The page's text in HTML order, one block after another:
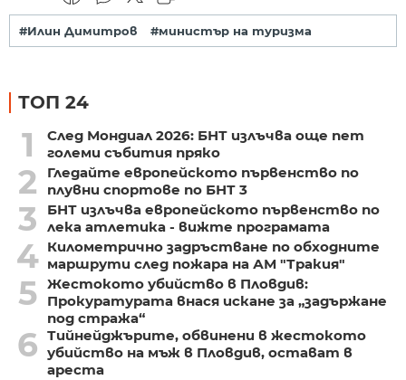
#Илин Димитров #министър на туризма
ТОП 24
1
След Мондиал 2026: БНТ излъчва още пет
големи събития пряко
2
Гледайте европейското първенство по
плувни спортове по БНТ 3
3
БНТ излъчва европейското първенство по
лека атлетика - вижте програмата
4 Километрично задръстване по обходните
маршрути след пожара на АМ "Тракия"
5 Жестокото убийство в Пловдив:
Прокуратурата внася искане за „задържане
под стража“
6 Тийнейджърите, обвинени в жестокото
убийство на мъж в Пловдив, остават в
ареста